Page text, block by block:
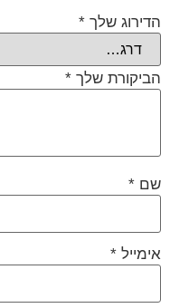
הדירוג שלך *
הביקורת שלך *
שם *
אימייל *